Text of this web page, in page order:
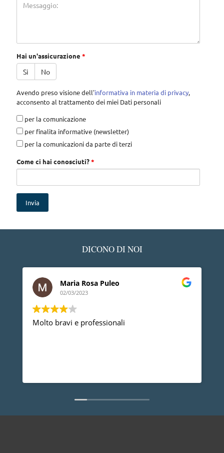
Hai un'assicurazione *
Si No
Avendo preso visione dell'informativa in materia di privacy,
acconsento al trattamento dei miei Dati personali
privacy
per la comunicazione
per finalita informative (newsletter)
per la comunicazioni da parte di terzi
Come ci hai conosciuti?*
DICONO DI NOI
Maria Rosa Puleo
02/03/2023
Molto bravi e professionali